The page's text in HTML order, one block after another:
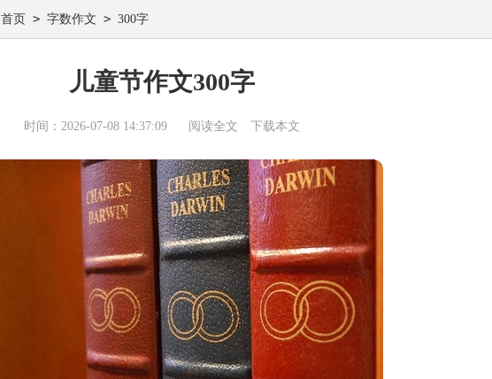
首页 > 字数作文 > 300字
儿童节作文300字
时间：2026-07-08 14:37:09 阅读全文 下载本文